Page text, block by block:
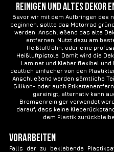
Reinigen und altes Dekor
Bevor wir mit dem Aufbringen des
beginnen, sollte das Motorrad
werden. Anschließend das alte
entfernen. Nutzt dazu am
Heißluftföhn, oder eine
Heißluftpistole. Damit wird die
Laminat und Kleber flexibel
deutlich einfacher von den
Anschließend werden sämtliche
Silikon- oder auch
gereinigt, alternativ kann
Bremsenreiniger verwendet
darauf, dass keine
dem Plastik
Vorarbeiten
Falls der zu beklebende